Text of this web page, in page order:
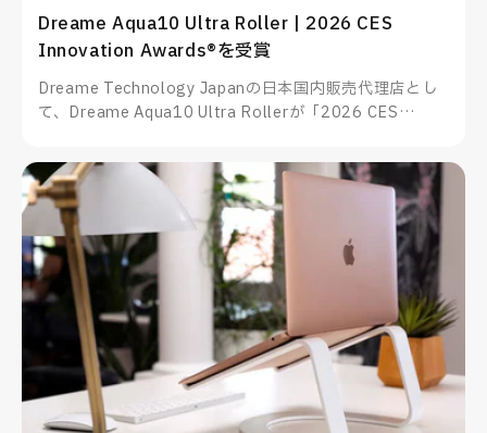
Dreame Aqua10 Ultra Roller | 2026 CES
Innovation Awards®を受賞
Dreame Technology Japanの日本国内販売代理店とし
て、Dreame Aqua10 Ultra Rollerが「2026 CES
します。